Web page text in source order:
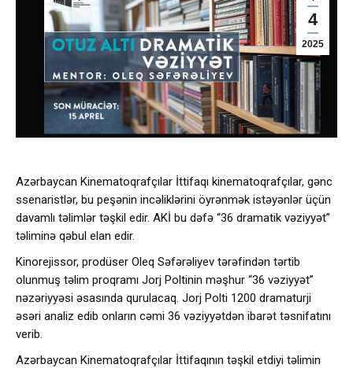
4
2025
Azərbaycan Kinematoqrafçılar İttifaqı kinematoqrafçılar, gənc
ssenaristlər, bu peşənin incəliklərini öyrənmək istəyənlər üçün
davamlı təlimlər təşkil edir. AKİ bu dəfə “36 dramatik vəziyyət”
təliminə qəbul elan edir.
Kinorejissor, prodüser Oleq Səfərəliyev tərəfindən tərtib
olunmuş təlim proqramı Jorj Poltinin məşhur “36 vəziyyət”
nəzəriyyəsi əsasında qurulacaq. Jorj Polti 1200 dramaturji
əsəri analiz edib onların cəmi 36 vəziyyətdən ibarət təsnifatını
verib.
Azərbaycan Kinematoqrafçılar İttifaqının təşkil etdiyi təlimin